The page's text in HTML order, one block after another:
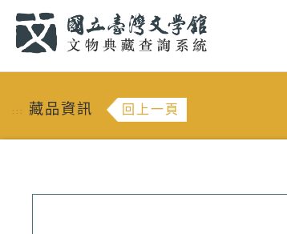
::: 藏品資訊 回上一頁